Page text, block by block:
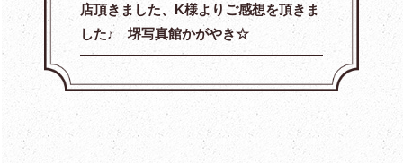
店頂きました、K様よりご感想を頂きま
した♪ 堺写真館かがやき☆